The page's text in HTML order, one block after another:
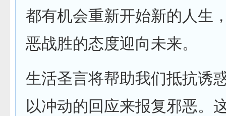
都有机会重新开始新的人生
恶战胜的态度迎向未来。
生活圣言将帮助我们抵抗诱
以冲动的回应来报复邪恶。